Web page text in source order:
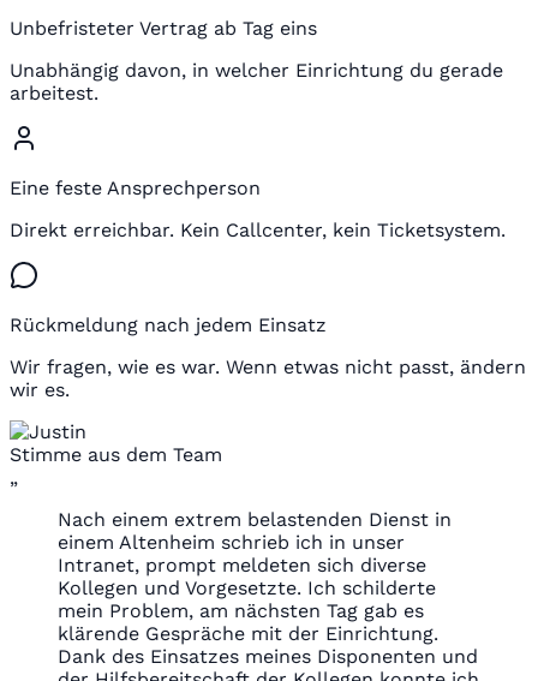
Unbefristeter Vertrag ab Tag eins
Unabhängig davon, in welcher Einrichtung du gerade
arbeitest.
Eine feste Ansprechperson
Direkt erreichbar. Kein Callcenter, kein Ticketsystem.
Rückmeldung nach jedem Einsatz
Wir fragen, wie es war. Wenn etwas nicht passt, ändern
wir es.
Stimme aus dem Team
„
Nach einem extrem belastenden Dienst in
einem Altenheim schrieb ich in unser
Intranet, prompt meldeten sich diverse
Kollegen und Vorgesetzte. Ich schilderte
mein Problem, am nächsten Tag gab es
klärende Gespräche mit der Einrichtung.
Dank des Einsatzes meines Disponenten und